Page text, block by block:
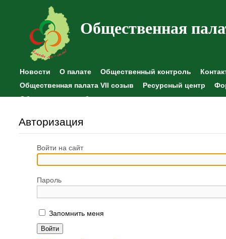
Общественная
Новости О палате Общественный контроль
Общественная палата VII созыв
Ресурсный центр
Общественные наблюдения
Авторизация
Войти на сайт
Пароль
Запомнить меня